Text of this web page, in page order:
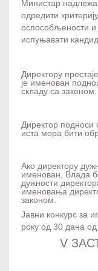
Министар
одредити
оспособљености и
испуњавати
Директору
је именован
складу са законом.
Директор подноси
иста мора бити
Ако директору
именован, Влада
дужности
именовања
законом.
Јавни конкурс за
року од 30 дана
V